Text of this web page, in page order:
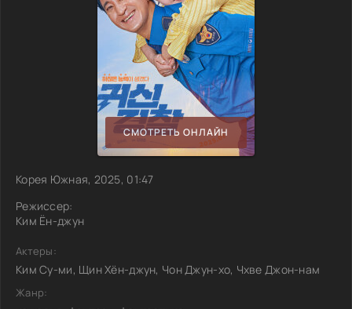
СМОТРЕТЬ ОНЛАЙН
Корея Южная, 2025, 01:47
Режиссер:
Ким Ён-джун
Актеры:
Ким Су-ми, Щин Хён-джун, Чон Джун-хо, Чхве Джон-нам
Жанр: